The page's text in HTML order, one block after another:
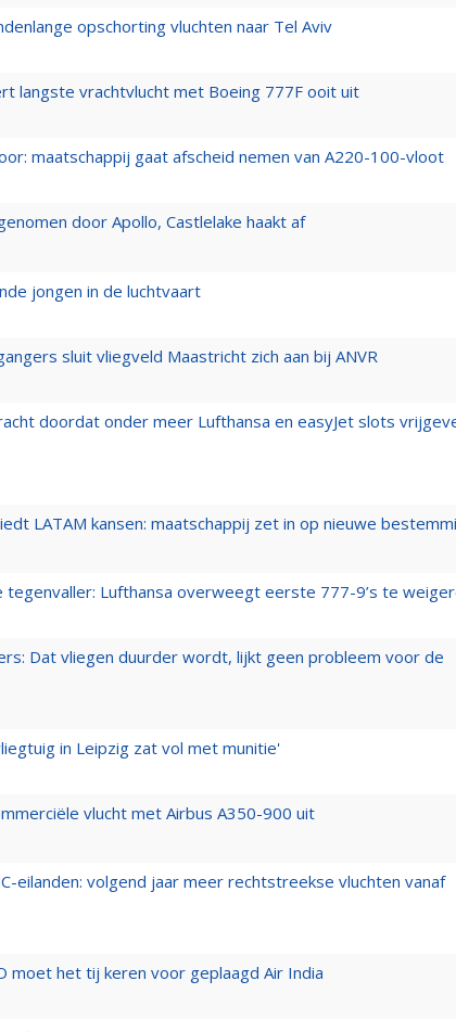
opschorting vluchten naar Tel Aviv
langste vrachtvlucht met Boeing 777F ooit uit
maatschappij gaat afscheid nemen van A220-100-vloot
door Apollo, Castlelake haakt af
jongen in de luchtvaart
sluit vliegveld Maastricht zich aan bij ANVR
doordat onder meer Lufthansa en easyJet slots
LATAM kansen: maatschappij zet in op nieuwe
tegenvaller: Lufthansa overweegt eerste 777-9’s te
Dat vliegen duurder wordt, lijkt geen probleem voor de
in Leipzig zat vol met munitie'
vlucht met Airbus A350-900 uit
eilanden: volgend jaar meer rechtstreekse vluchten vanaf
moet het tij keren voor geplaagd Air India